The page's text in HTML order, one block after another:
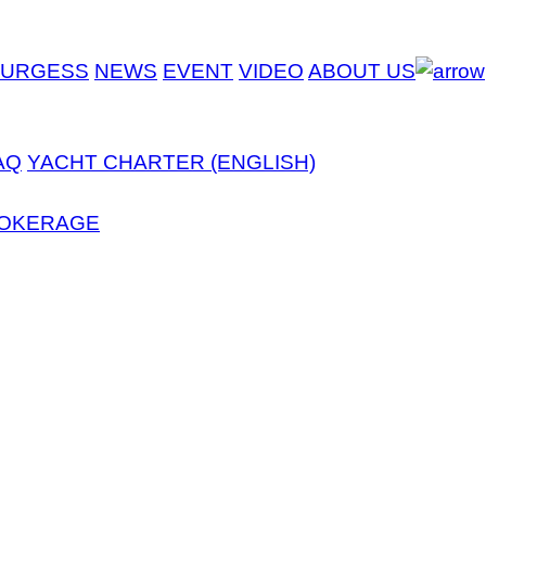
NEWS EVENT VIDEO ABOUT US
YACHT CHARTER (ENGLISH)